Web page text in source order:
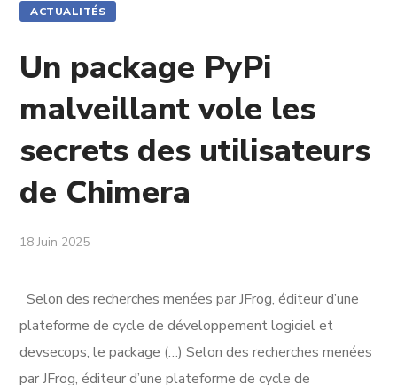
ACTUALITÉS
Un package PyPi
malveillant vole les
secrets des utilisateurs
de Chimera
18 Juin 2025
Selon des recherches menées par JFrog, éditeur d’une
plateforme de cycle de développement logiciel et
devsecops, le package (…) Selon des recherches menées
par JFrog, éditeur d’une plateforme de cycle de